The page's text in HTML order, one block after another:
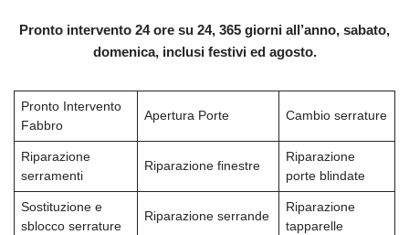
Pronto intervento 24 ore su 24, 365 giorni all’anno, sabato,
domenica, inclusi festivi ed agosto.
Pronto Intervento
Fabbro
Apertura Porte Cambio serrature
Riparazione
serramenti
Riparazione finestre
Riparazione
porte blindate
Sostituzione e
sblocco serrature
Riparazione serrande
Riparazione
tapparelle